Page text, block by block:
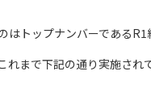
トップナンバーであるR1
まで下記の通り実施され